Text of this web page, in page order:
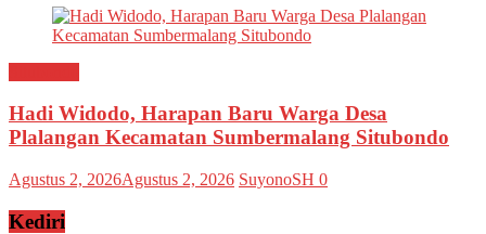
Hadi Widodo, Harapan Baru Warga Desa
Plalangan Kecamatan Sumbermalang Situbondo
Agustus 2, 2026Agustus 2, 2026 SuyonoSH 0
Kediri